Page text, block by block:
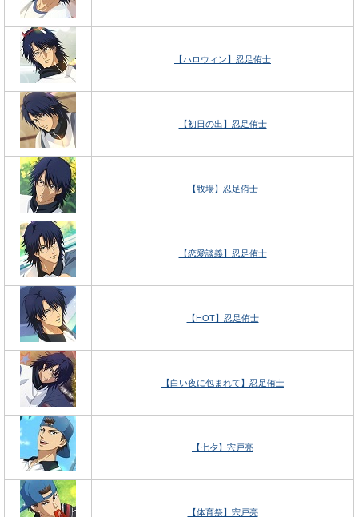
【ハロウィン】忍足侑士
【初日の出】忍足侑士
【牧場】忍足侑士
【恋愛談義】忍足侑士
【HOT】忍足侑士
【白い夜に包まれて】忍足侑士
【七夕】宍戸亮
【体育祭】宍戸亮